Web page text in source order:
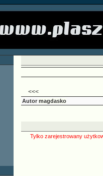
<<<
Autor magdasko
Tylko zarejestrowany